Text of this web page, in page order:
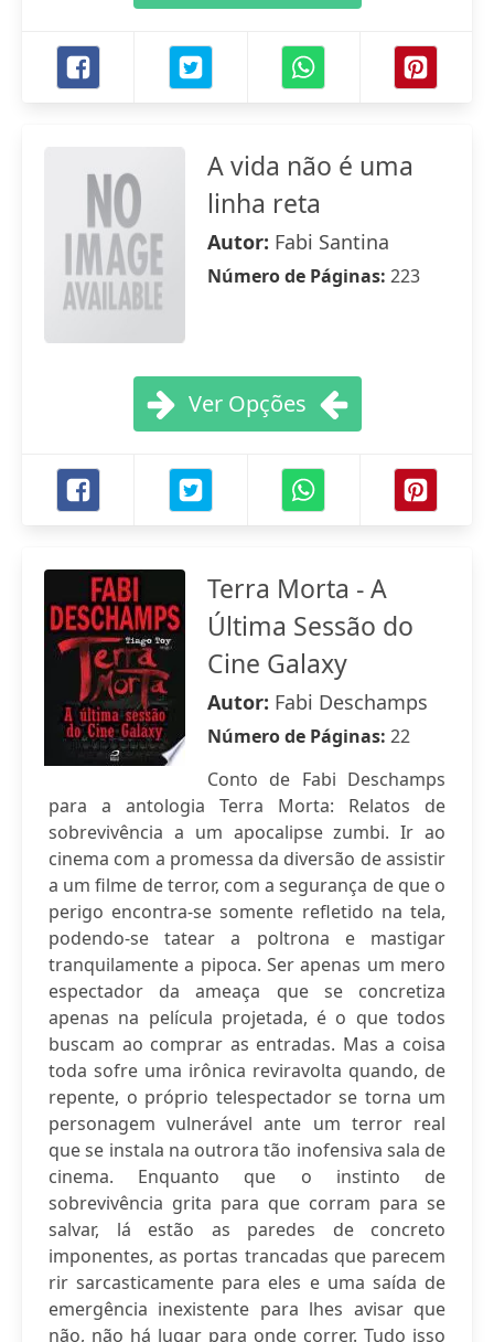
A vida não é uma
linha reta
Autor: Fabi Santina
Número de Páginas: 223
Ver Opções
Terra Morta - A
Última Sessão do
Cine Galaxy
Autor: Fabi Deschamps
Número de Páginas: 22
Conto de Fabi Deschamps
para a antologia Terra Morta: Relatos de
sobrevivência a um apocalipse zumbi. Ir ao
cinema com a promessa da diversão de assistir
a um filme de terror, com a segurança de que o
perigo encontra-se somente refletido na tela,
podendo-se tatear a poltrona e mastigar
tranquilamente a pipoca. Ser apenas um mero
espectador da ameaça que se concretiza
apenas na película projetada, é o que todos
buscam ao comprar as entradas. Mas a coisa
toda sofre uma irônica reviravolta quando, de
repente, o próprio telespectador se torna um
personagem vulnerável ante um terror real
que se instala na outrora tão inofensiva sala de
cinema. Enquanto que o instinto de
sobrevivência grita para que corram para se
salvar, lá estão as paredes de concreto
imponentes, as portas trancadas que parecem
rir sarcasticamente para eles e uma saída de
emergência inexistente para lhes avisar que
não, não há lugar para onde correr. Tudo isso